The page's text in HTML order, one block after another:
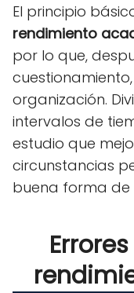
El principio
rendimiento
por lo que,
organización.
intervalos de
estudio que
circunstancias
buena forma